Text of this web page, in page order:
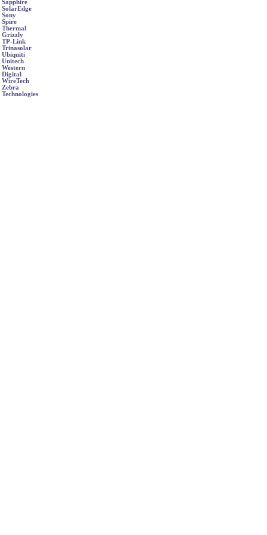
Sapphire
SolarEdge
Sony
Spire
Thermal
Grizzly
TP-Link
Trinasolar
Ubiquiti
Unitech
Western
Digital
WireTech
Zebra
Technologies